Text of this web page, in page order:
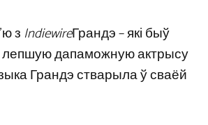
з IndiewireГрандэ – які быў
дапаможную актрысу
Грандэ стварыла ў сваёй